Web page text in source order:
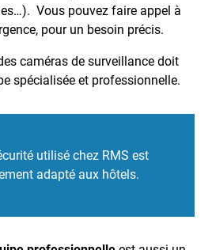
Vous pouvez faire appel à
pour un besoin précis.
caméras de surveillance doit
spécialisée et professionnelle.
utilisé chez RMS est
adapté aux hôtels.